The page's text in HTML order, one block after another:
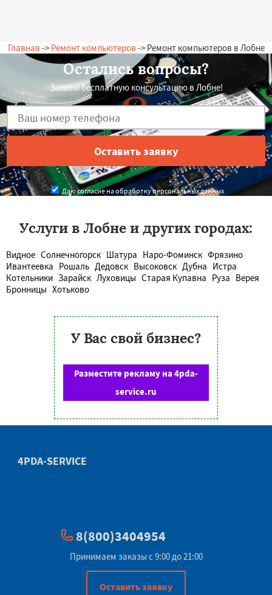
Главная -> Ремонт компьютеров -> Ремонт компьютеров в Лобне
Остались вопросы?
Закажи бесплатную консультацию в Лобне!
Даю согласие на обработку персональных данных
Услуги в Лобне и других городах:
Видное Солнечногорск Шатура Наро-Фоминск Фрязино
Ивантеевка Рошаль Дедовск Высоковск Дубна Истра
Котельники Зарайск Луховицы Старая Купавна Руза Верея
Бронницы Хотьково
У Вас свой бизнес?
Разместите рекламу на 4pda-
service.ru
4PDA-SERVICE
8(800)3404954
Принимаем заказы с 9:00 до 21:00
Оставить заявку